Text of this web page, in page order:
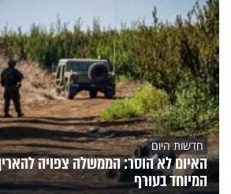
חדשות היום
האיום לא הוסר: הממשלה צפויה
המיוחד בעורף